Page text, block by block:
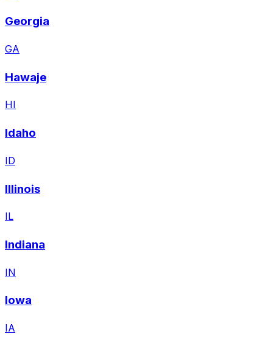
Georgia
GA
Hawaje
HI
Idaho
ID
Illinois
IL
Indiana
IN
Iowa
IA